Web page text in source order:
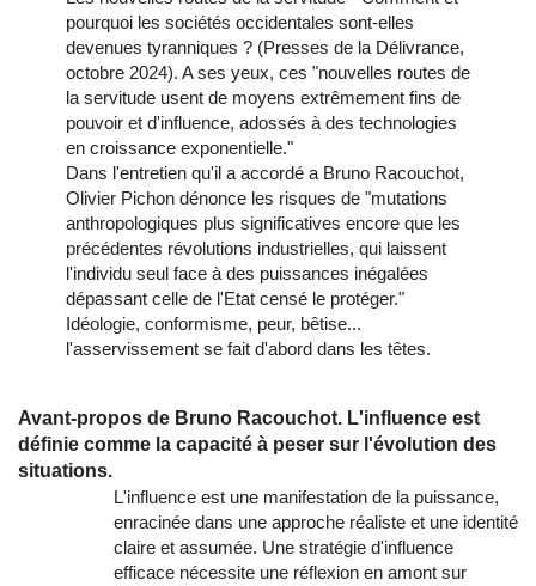
pourquoi les sociétés occidentales sont-elles
devenues tyranniques ? (Presses de la Délivrance,
octobre 2024). A ses yeux, ces "nouvelles routes de
la servitude usent de moyens extrêmement fins de
pouvoir et d'influence, adossés à des technologies
en croissance exponentielle."
Dans l'entretien qu'il a accordé a Bruno Racouchot,
Olivier Pichon dénonce les risques de "mutations
anthropologiques plus significatives encore que les
précédentes révolutions industrielles, qui laissent
l'individu seul face à des puissances inégalées
dépassant celle de l'Etat censé le protéger."
Idéologie, conformisme, peur, bêtise...
l'asservissement se fait d'abord dans les têtes.
Avant-propos de Bruno Racouchot. L'influence est
définie comme la capacité à peser sur l'évolution des
situations.
L'influence est une manifestation de la puissance,
enracinée dans une approche réaliste et une identité
claire et assumée. Une stratégie d'influence
efficace nécessite une réflexion en amont sur